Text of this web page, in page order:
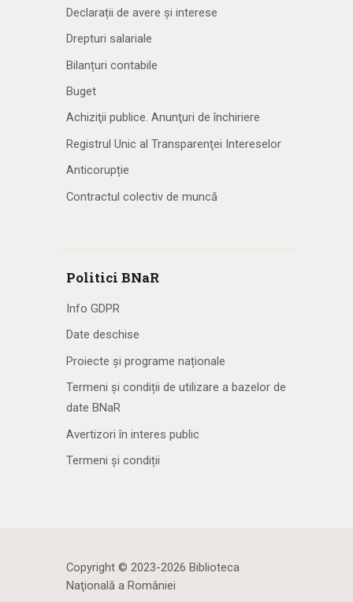
Declarații de avere și interese
Drepturi salariale
Bilanțuri contabile
Buget
Achiziţii publice. Anunţuri de închiriere
Registrul Unic al Transparenţei Intereselor
Anticorupție
Contractul colectiv de muncă
Politici BNaR
Info GDPR
Date deschise
Proiecte și programe naționale
Termeni și condiții de utilizare a bazelor de
date BNaR
Avertizori în interes public
Termeni și condiții
Copyright © 2023-2026 Biblioteca
Naţională a României